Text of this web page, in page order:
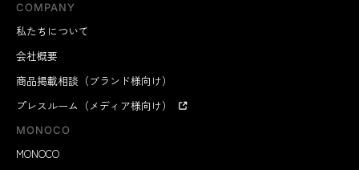
COMPANY
私たちについて
会社概要
商品掲載相談（ブランド様向け）
プレスルーム（メディア様向け）
MONOCO
MONOCO